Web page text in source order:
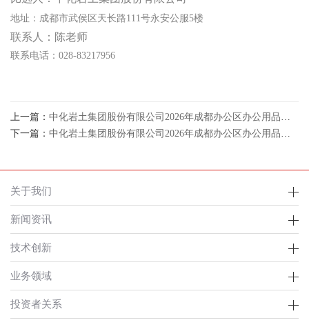
地址：成都市武侯区天长路111号永安公服5楼
联系人：陈老师
联系电话： 028-83217956
上一篇： 中化岩土集团股份有限公司2026年成都办公区办公用品及耗材采购项目公开比选公告
下一篇： 中化岩土集团股份有限公司2026年成都办公区办公用品及耗材采购项目中选结果公告
关于我们
新闻资讯
技术创新
业务领域
投资者关系